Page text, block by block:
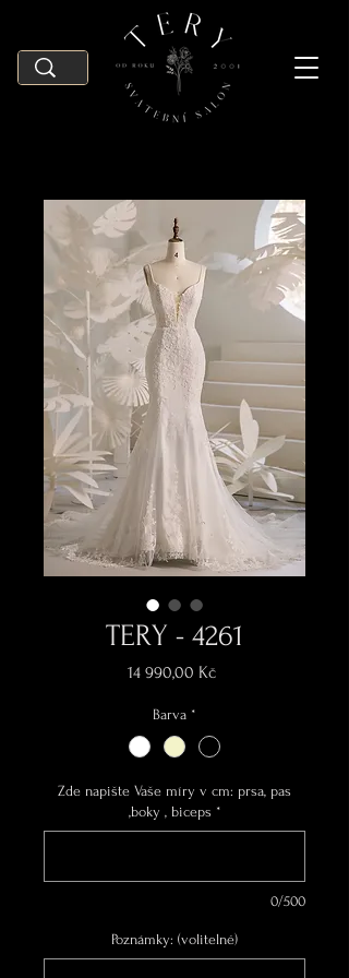
TERY - 4261
14 990,00 KčCena
Barva *
Zde napište Vaše míry v cm: prsa, pas
,boky , biceps *
0/500
Poznámky: (volitelné)